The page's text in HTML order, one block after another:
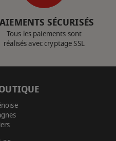
SÉCURISÉS
Tous les paiements sont
réalisés avec cryptage SSL